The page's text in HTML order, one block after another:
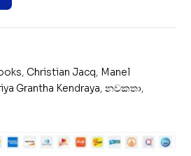
, Christian Jacq, Manel
Grantha Kendraya, නවකතා,